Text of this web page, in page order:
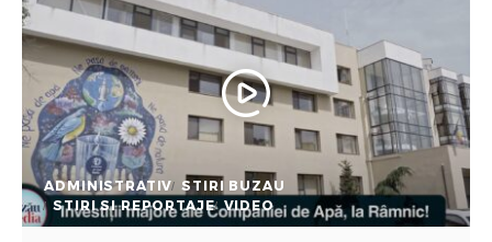
ADMINISTRATIV STIRI BUZAU
STIRI SI REPORTAJE VIDEO